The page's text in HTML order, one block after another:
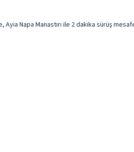
Napa Manastırı ile 2 dakika sürüş